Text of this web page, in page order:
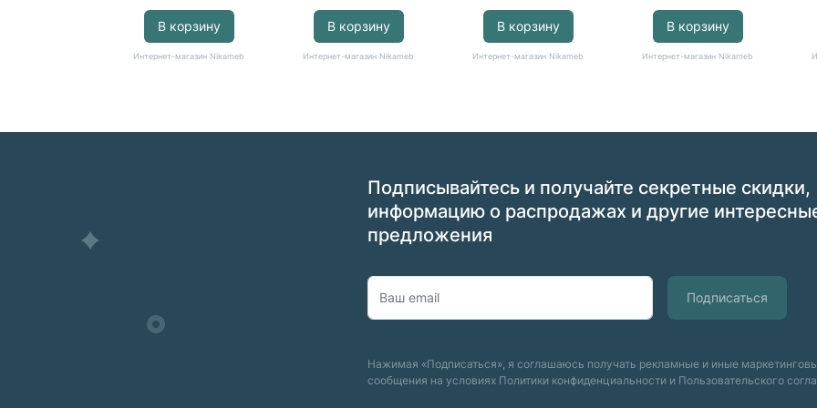
В корзину
Интернет-магазин Nikameb
В корзину
Интернет-магазин Nikameb
В корзину
Интернет-магазин Nikameb
В корзину
Интернет-магазин Nikameb
Подписывайтесь и получайте секретные скидки,
информацию о распродажах и другие
предложения
Нажимая «Подписаться», я соглашаюсь получать рекламные и иные
сообщения на условиях Политики конфиденциальности и Пользовательского